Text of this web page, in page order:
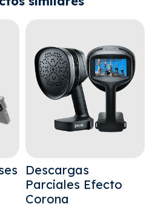
Descargas
Parciales Efecto
Corona